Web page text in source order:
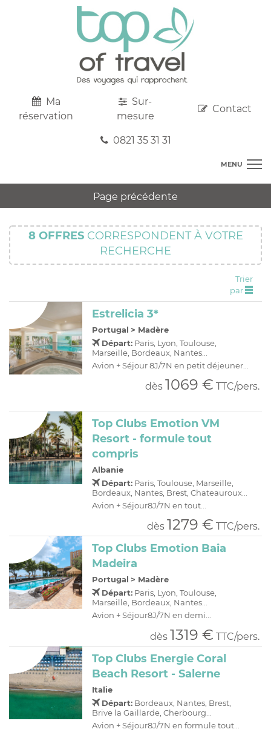
Ma
réservation
Sur-
mesure
Contact
0821 35 31 31
MENU
DESTINATIONS
AU DEPART DE CHEZ VOUS
SEJOURS
CIRCUITS
Page précédente
8 OFFRESCORRESPONDENT À VOTRE
RECHERCHE
Trier
par
Estrelicia 3*
Portugal > Madère
Départ: Paris, Lyon, Toulouse,
Marseille, Bordeaux, Nantes...
Avion + Séjour 8J/7N en petit déjeuner...
dès 1069 € TTC/pers.
Top Clubs Emotion VM
Resort - formule tout
compris
Albanie
Départ: Paris, Toulouse, Marseille,
Bordeaux, Nantes, Brest, Chateauroux...
Avion + Séjour8J/7N en tout...
dès 1279 € TTC/pers.
Top Clubs Emotion Baia
Madeira
Portugal > Madère
Départ: Paris, Lyon, Toulouse,
Marseille, Bordeaux, Nantes...
Avion + Séjour8J/7N en demi...
dès 1319 € TTC/pers.
Top Clubs Energie Coral
Beach Resort - Salerne
Italie
Départ: Bordeaux, Nantes, Brest,
Brive la Gaillarde, Cherbourg...
Avion + Séjour8J/7N en formule tout...